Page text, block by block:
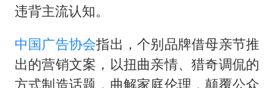
违背主流认知。
中国广告协会指出，个别品牌借母亲节推
出的营销文案，以扭曲亲情、猎奇调侃的
方式制造话题，曲解家庭伦理，颠覆公众